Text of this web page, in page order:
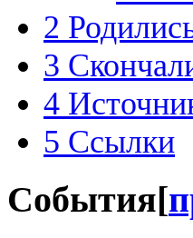
2
3
4
5 Ссылки
События[